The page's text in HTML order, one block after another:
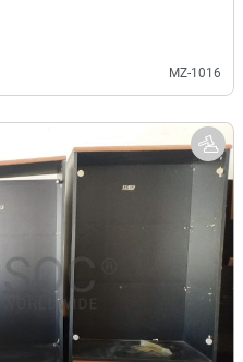
MZ-1016